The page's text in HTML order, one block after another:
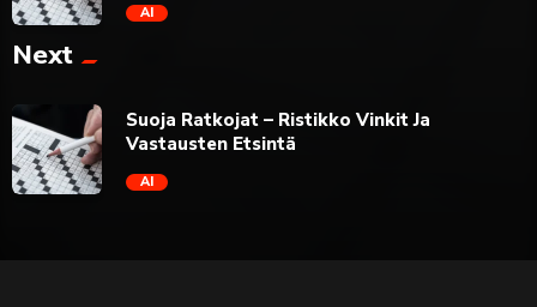
AI
Next
Suoja Ratkojat – Ristikko Vinkit Ja
Vastausten Etsintä
AI